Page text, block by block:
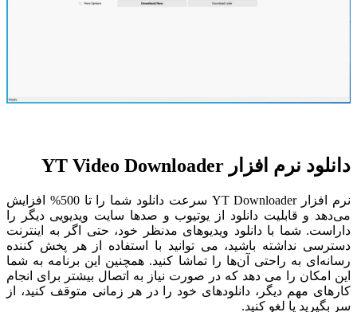
دانلود نرم افزار YT Video Downloader
نرم افزار YT Downloader سرعت دانلود شما را تا 500% افزایش
می‌دهد و قابلیت دانلود از یوتیوب و صدها سایت ویدیویی دیگر را
داراست. شما با دانلود ویدیوهای مدنظر خود، حتی اگر به اینترنت
دسترسی نداشته باشید، می توانید با استفاده از هر پخش کننده
رسانه‌ای به راحتی آن‌ها را تماشا کنید. همچنین این برنامه به شما
این امکان را می دهد که در صورت نیاز به اتصال بیشتر برای انجام
کارهای مهم دیگر، دانلودهای خود را در هر زمانی متوقف کنید، از
سر بگیرید یا لغو کنید.